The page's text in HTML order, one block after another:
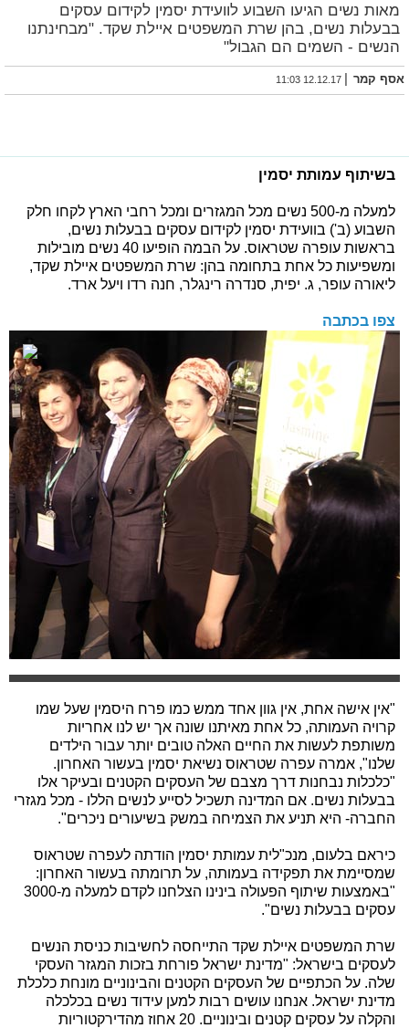
מאות נשים הגיעו השבוע לוועידת יסמין לקידום עסקים
בבעלות נשים, בהן שרת המשפטים איילת שקד. "מבחינתנו
הנשים - השמים הם הגבול"
אסף קמר |
12.12.17 11:03
בשיתוף עמותת יסמין
למעלה מ-500 נשים מכל המגזרים ומכל רחבי הארץ לקחו חלק
השבוע (ב') בוועידת יסמין לקידום עסקים בבעלות נשים,
בראשות עופרה שטראוס. על הבמה הופיעו 40 נשים מובילות
ומשפיעות כל אחת בתחומה בהן: שרת המשפטים איילת שקד,
ליאורה עופר, ג. יפית, סנדרה רינגלר, חנה רדו ויעל ארד.
צפו בכתבה
"אין אישה אחת, אין גוון אחד ממש כמו פרח היסמין שעל שמו
קרויה העמותה, כל אחת מאיתנו שונה אך יש לנו אחריות
משותפת לעשות את החיים האלה טובים יותר עבור הילדים
שלנו", אמרה עפרה שטראוס נשיאת יסמין בעשור האחרון.
"כלכלות נבחנות דרך מצבם של העסקים הקטנים ובעיקר אלו
בבעלות נשים. אם המדינה תשכיל לסייע לנשים הללו - מכל מגזרי
החברה- היא תניע את הצמיחה במשק בשיעורים ניכרים".
כיראם בלעום, מנכ"לית עמותת יסמין הודתה לעפרה שטראוס
שמסיימת את תפקידה בעמותה, על תרומתה בעשור האחרון:
"באמצעות שיתוף הפעולה בינינו הצלחנו לקדם למעלה מ-3000
עסקים בבעלות נשים".
שרת המשפטים איילת שקד התייחסה לחשיבות כניסת הנשים
לעסקים בישראל: "מדינת ישראל פורחת בזכות המגזר העסקי
שלה. על הכתפיים של העסקים הקטנים והבינוניים מונחת כלכלת
מדינת ישראל. אנחנו עושים רבות למען עידוד נשים בכלכלה
והקלה על עסקים קטנים ובינוניים. 20 אחוז מהדירקטוריות